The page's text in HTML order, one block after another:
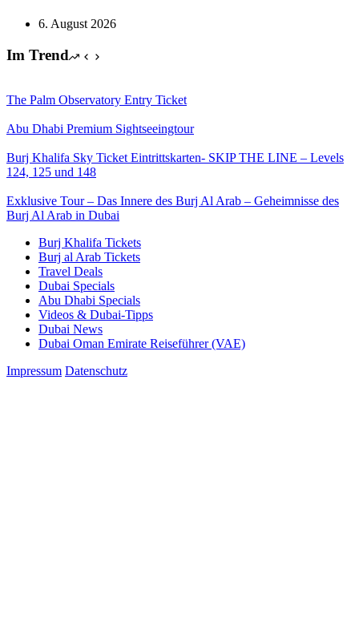
6. August 2026
Im Trend
The Palm Observatory Entry Ticket
Abu Dhabi Premium Sightseeingtour
Burj Khalifa Sky Ticket Eintrittskarten- SKIP THE LINE – Levels
124, 125 und 148
Exklusive Tour – Das Innere des Burj Al Arab – Geheimnisse des
Burj Al Arab in Dubai
Burj Khalifa Tickets
Burj al Arab Tickets
Travel Deals
Dubai Specials
Abu Dhabi Specials
Videos & Dubai-Tipps
Dubai News
Dubai Oman Emirate Reiseführer (VAE)
Impressum Datenschutz